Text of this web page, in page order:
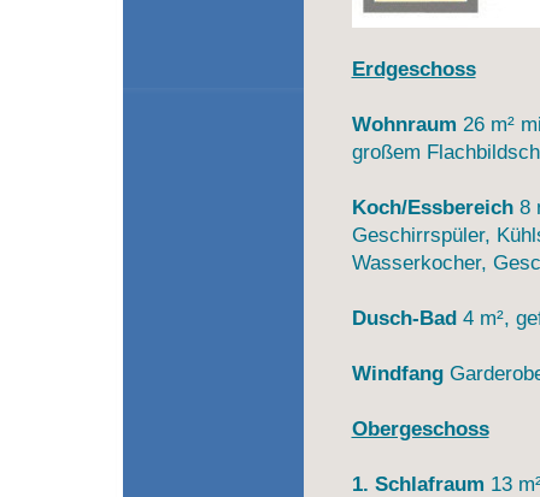
Erdgeschoss
Wohnraum 26 m²
großem
Koch/Essbereich8
Geschirrspüler,
Wasserkocher,
Dusch-Bad4 m²,
Windfang
Obergeschoss
1. Schlafraum 13